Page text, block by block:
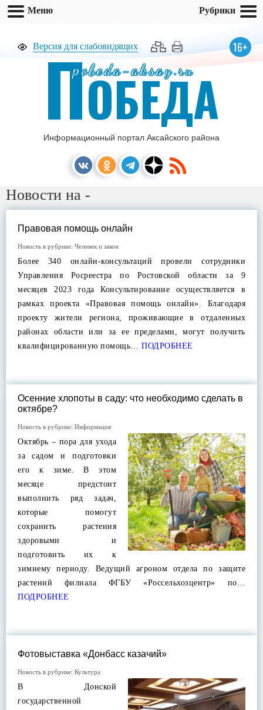
Версия для слабовидящих 16+
pobeda-aksay.ru
ПОБЕДА
Информационный портал Аксайского района
Новости на -
Правовая помощь онлайн
Новость в рубрике: Человек и закон
Более 340 онлайн-консультаций провели сотрудники
Управления Росреестра по Ростовской области за 9
месяцев 2023 года Консультирование осуществляется в
рамках проекта «Правовая помощь онлайн». Благодаря
проекту жители региона, проживающие в отдаленных
районах области или за ее пределами, могут получить
квалифицированную помощь… ПОДРОБНЕЕ
Осенние хлопоты в саду: что необходимо сделать в
октябре?
Новость в рубрике: Информация
Октябрь – пора для ухода
за садом и подготовки
его к зиме. В этом
месяце предстоит
выполнить ряд задач,
которые помогут
сохранить растения
здоровыми и
подготовить их к
зимнему периоду. Ведущий агроном отдела по защите
растений филиала ФГБУ «Россельхозцентр» по…
ПОДРОБНЕЕ
Фотовыставка «Донбасс казачий»
Новость в рубрике: Культура
В Донской
государственной
Меню Рубрики